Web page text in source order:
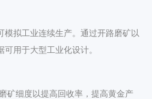
模拟工业连续生产。通过开路磨矿以
用于大型工业化设计。
矿细度以提高回收率，提高黄金产